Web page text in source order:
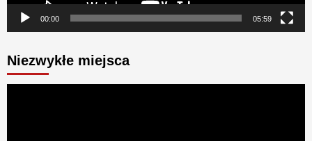
00:00 05:59
Niezwykłe miejsca